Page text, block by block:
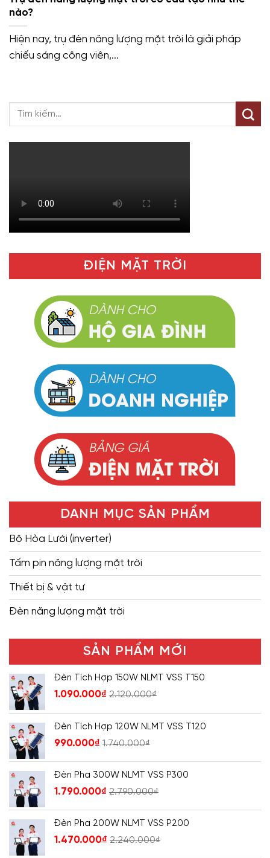
nào?
Hiện nay, trụ đèn năng lượng mặt trời là giải pháp
chiếu sáng công viên,...
ĐIỆN MẶT TRỜI
DANH MỤC SẢN PHẨM
Bộ Hòa Lưới (inverter)
Tấm pin năng lượng mặt trời
Thiết bị & vật tư
Đèn năng lượng mặt trời
SẢN PHẨM MỚI
Đèn Tích Hợp 150W NLMT VSS T150
1.090.000₫ 2.120.000₫
Đèn Tích Hợp 120W NLMT VSS T120
990.000₫ 1.740.000₫
Đèn Pha 300W NLMT VSS P300
1.790.000₫ 2.790.000₫
Đèn Pha 200W NLMT VSS P200
1.470.000₫ 2.240.000₫